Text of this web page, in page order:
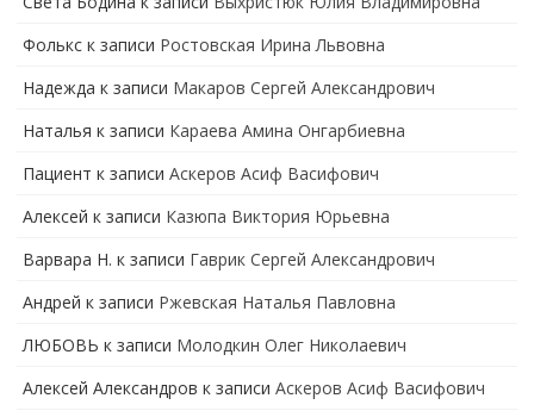
Фолькс к записи Ростовская Ирина Львовна
Надежда к записи Макаров Сергей Александрович
Наталья к записи Караева Амина Онгарбиевна
Пациент к записи Аскеров Асиф Васифович
Алексей к записи Казюпа Виктория Юрьевна
Варвара Н. к записи Гаврик Сергей Александрович
Андрей к записи Ржевская Наталья Павловна
ЛЮБОВЬ к записи Молодкин Олег Николаевич
Алексей Александров к записи Аскеров Асиф Васифович